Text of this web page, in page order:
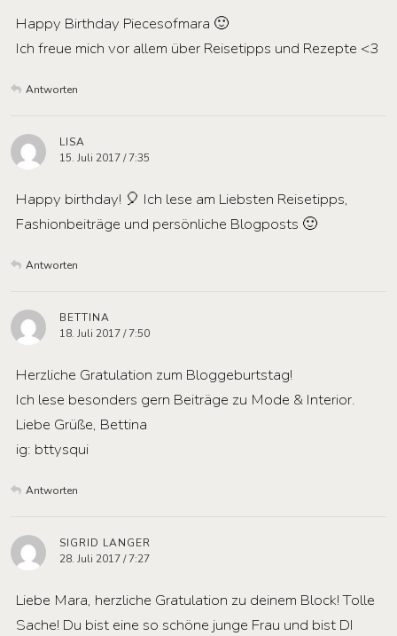
Happy Birthday Piecesofmara 🙂
Ich freue mich vor allem über Reisetipps und Rezepte <3
Antworten
LISA
15. Juli 2017 / 7:35
Happy birthday! 🎈 Ich lese am Liebsten Reisetipps,
Fashionbeiträge und persönliche Blogposts 🙂
Antworten
BETTINA
18. Juli 2017 / 7:50
Herzliche Gratulation zum Bloggeburtstag!
Ich lese besonders gern Beiträge zu Mode & Interior.
Liebe Grüße, Bettina
ig: bttysqui
Antworten
SIGRID LANGER
28. Juli 2017 / 7:27
Liebe Mara, herzliche Gratulation zu deinem Block! Tolle
Sache! Du bist eine so schöne junge Frau und bist DI